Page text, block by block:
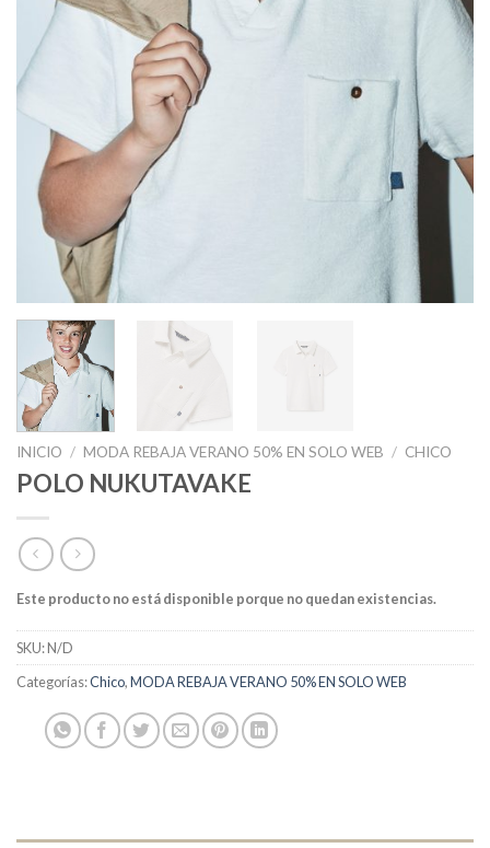
INICIO / MODA REBAJA VERANO 50% EN SOLO WEB / CHICO
POLO NUKUTAVAKE
Este producto no está disponible porque no quedan existencias.
SKU:N/D
Categorías:Chico,MODA REBAJA VERANO 50% EN SOLO WEB